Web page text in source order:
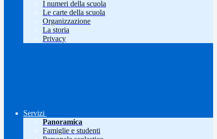
I numeri della scuola
Le carte della scuola
Organizzazione
La storia
Privacy
Servizi
Panoramica
Famiglie e studenti